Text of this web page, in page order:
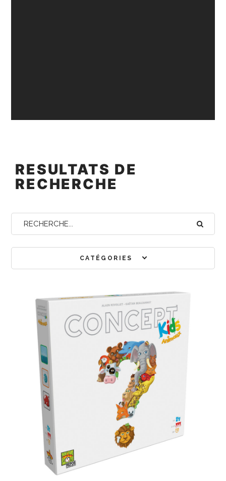
RESULTATS DE
RECHERCHE
CATÉGORIES